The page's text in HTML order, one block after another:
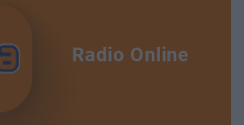
Radio Online